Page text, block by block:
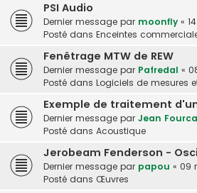
PSI Audio
Dernier message par moonfly «
Posté dans Enceintes
Fenêtrage MTW de REW
Dernier message par Pafredal «
Posté dans Logiciels de mesures
Exemple de traitement
Dernier message par Jean
Posté dans Acoustique
Jerobeam Fenderson -
Dernier message par papou « 09
Posté dans Œuvres